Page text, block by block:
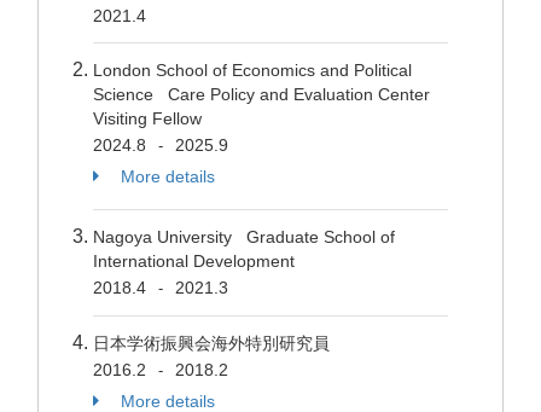
2021.4
London School of Economics and Political
Science Care Policy and Evaluation Center
Visiting Fellow
2024.8
-
2025.9
More details
Nagoya University Graduate School of
International Development
2018.4
- 2021.3
日本学術振興会海外特別研究員
2016.2
-
2018.2
More details